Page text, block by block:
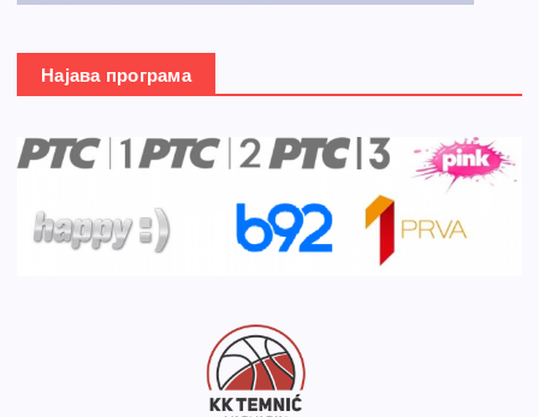
Најава програма